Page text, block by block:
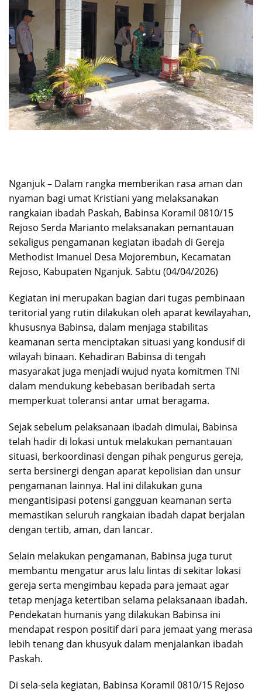
Nganjuk – Dalam rangka memberikan rasa aman dan
nyaman bagi umat Kristiani yang melaksanakan
rangkaian ibadah Paskah, Babinsa Koramil 0810/15
Rejoso Serda Marianto melaksanakan pemantauan
sekaligus pengamanan kegiatan ibadah di Gereja
Methodist Imanuel Desa Mojorembun, Kecamatan
Rejoso, Kabupaten Nganjuk. Sabtu (04/04/2026)
Kegiatan ini merupakan bagian dari tugas pembinaan
teritorial yang rutin dilakukan oleh aparat kewilayahan,
khususnya Babinsa, dalam menjaga stabilitas
keamanan serta menciptakan situasi yang kondusif di
wilayah binaan. Kehadiran Babinsa di tengah
masyarakat juga menjadi wujud nyata komitmen TNI
dalam mendukung kebebasan beribadah serta
memperkuat toleransi antar umat beragama.
Sejak sebelum pelaksanaan ibadah dimulai, Babinsa
telah hadir di lokasi untuk melakukan pemantauan
situasi, berkoordinasi dengan pihak pengurus gereja,
serta bersinergi dengan aparat kepolisian dan unsur
pengamanan lainnya. Hal ini dilakukan guna
mengantisipasi potensi gangguan keamanan serta
memastikan seluruh rangkaian ibadah dapat berjalan
dengan tertib, aman, dan lancar.
Selain melakukan pengamanan, Babinsa juga turut
membantu mengatur arus lalu lintas di sekitar lokasi
gereja serta mengimbau kepada para jemaat agar
tetap menjaga ketertiban selama pelaksanaan ibadah.
Pendekatan humanis yang dilakukan Babinsa ini
mendapat respon positif dari para jemaat yang merasa
lebih tenang dan khusyuk dalam menjalankan ibadah
Paskah.
Di sela-sela kegiatan, Babinsa Koramil 0810/15 Rejoso